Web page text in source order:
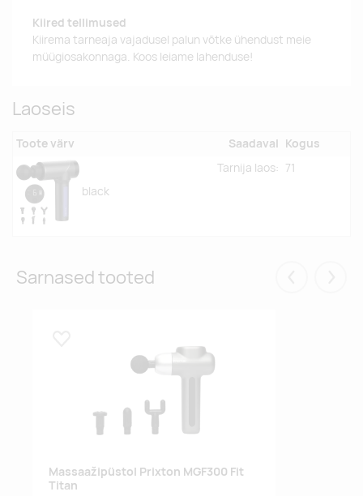
Kiired tellimused
Kiirema tarneaja vajadusel palun võtke ühendust meie
müügiosakonnaga. Koos leiame lahenduse!
Laoseis
Toote värv Saadaval Kogus
black
Tarnija laos: 71
Sarnased tooted
Massaažipüstol Prixton MGF300 Fit
Titan